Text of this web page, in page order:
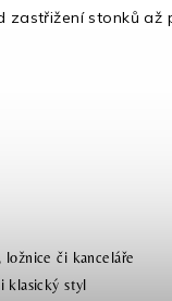
zastřižení stonků
či kanceláře
klasický styl